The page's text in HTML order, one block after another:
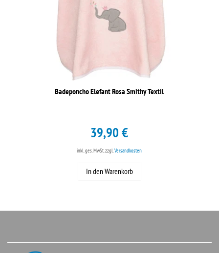
Badeponcho Elefant Rosa Smithy Textil
39,90 €
inkl. ges. MwSt. zzgl.Versandkosten
In den Warenkorb